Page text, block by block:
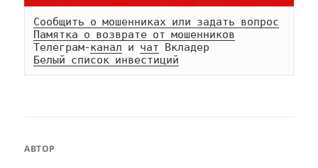
Сообщить о мошенниках или задать вопрос
Памятка о возврате от мошенников
Телеграм-канал и чат
Белый список инвестиций
АВТОР